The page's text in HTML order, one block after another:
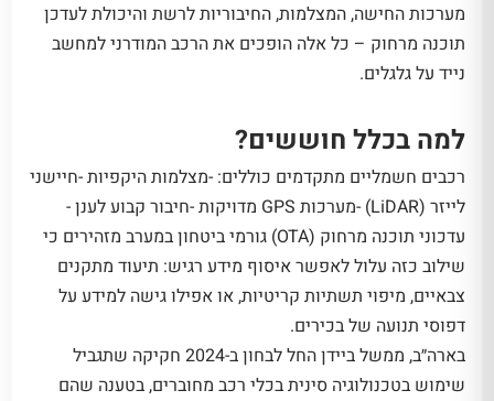
מערכות החישה, המצלמות, החיבוריות לרשת והיכולת לעדכן
תוכנה מרחוק – כל אלה הופכים את הרכב המודרני למחשב
נייד על גלגלים.
למה בכלל חוששים?
רכבים חשמליים מתקדמים כוללים: -מצלמות היקפיות -חיישני
לייזר (LiDAR) -מערכות GPS מדויקות -חיבור קבוע לענן -
עדכוני תוכנה מרחוק (OTA) גורמי ביטחון במערב מזהירים כי
שילוב כזה עלול לאפשר איסוף מידע רגיש: תיעוד מתקנים
צבאיים, מיפוי תשתיות קריטיות, או אפילו גישה למידע על
דפוסי תנועה של בכירים.
בארה״ב, ממשל ביידן החל לבחון ב-2024 חקיקה שתגביל
שימוש בטכנולוגיה סינית בכלי רכב מחוברים, בטענה שהם